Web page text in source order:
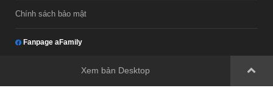
Chính sách bảo mật
Fanpage aFamily
Xem bản Desktop